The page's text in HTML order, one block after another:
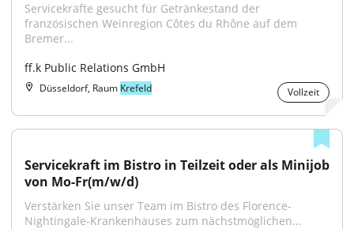
Servicekräfte gesucht für Getränkestand der
französischen Weinregion Côtes du Rhône auf dem
Bremer...
ff.k Public Relations GmbH
Düsseldorf, Raum Krefeld Vollzeit
Servicekraft im Bistro in Teilzeit oder als Minijob
von Mo-Fr(m/w/d)
Verstärken Sie unser Team im Bistro des Florence-
Nightingale-Krankenhauses zum nächstmöglichen...